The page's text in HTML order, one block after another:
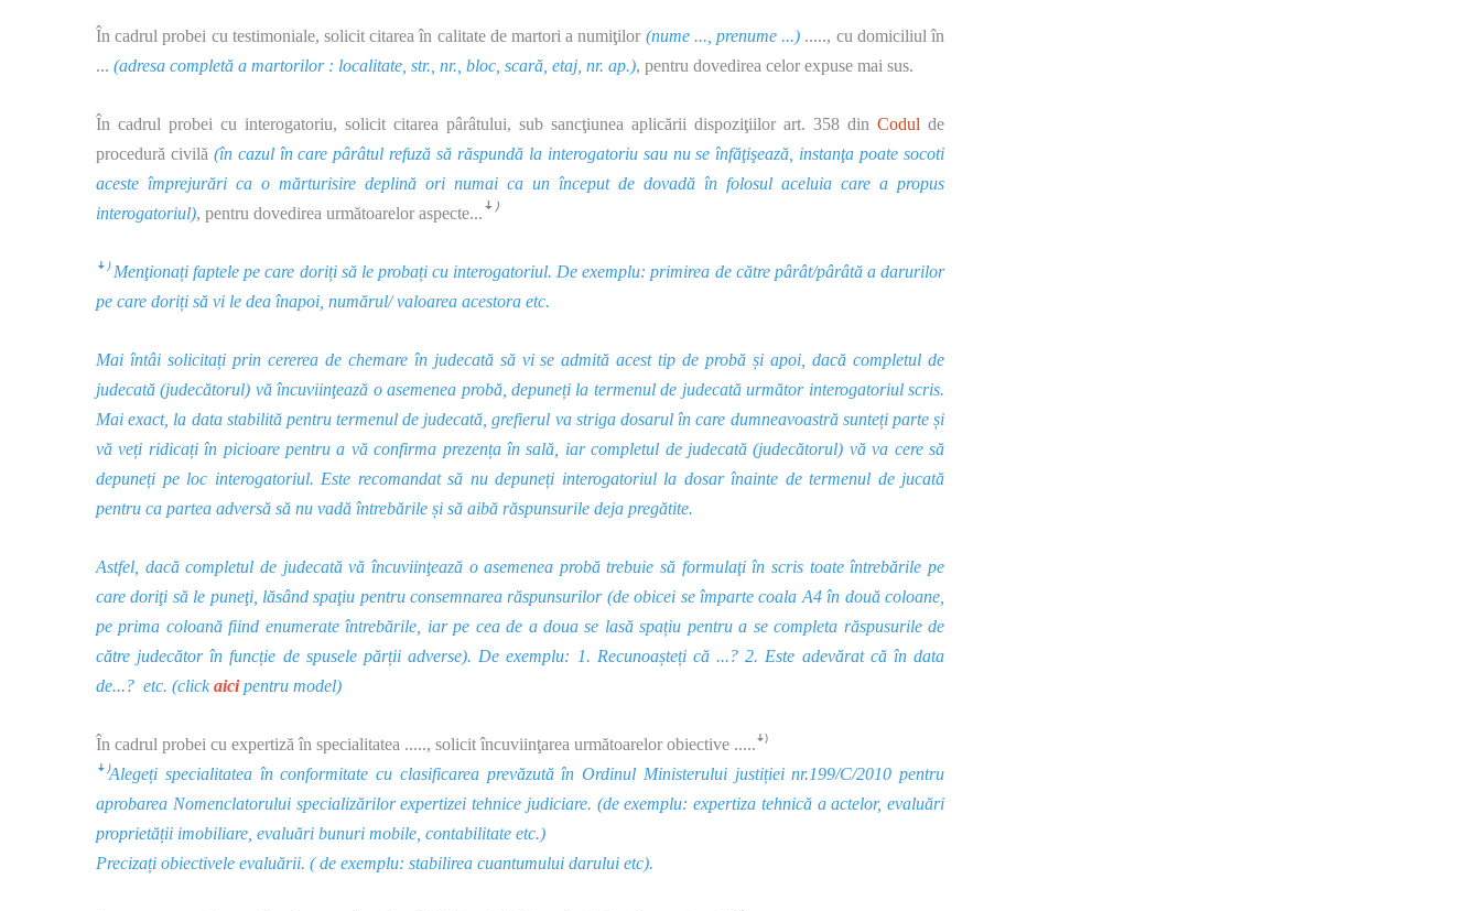
În cadrul probei cu testimoniale, solicit citarea în calitate de martori a numiţilor (nume ..., prenume ...) ....., cu domiciliul în
... (adresa completă a martorilor : localitate, str., nr., bloc, scară, etaj, nr. ap.), pentru dovedirea celor expuse mai sus.
În cadrul probei cu interogatoriu, solicit citarea pârâtului, sub sancţiunea aplicării dispoziţiilor art. 358 din Codul de
procedură civilă (în cazul în care pârâtul refuză să răspundă la interogatoriu sau nu se înfăţişează, instanţa poate socoti
aceste împrejurări ca o mărturisire deplină ori numai ca un început de dovadă în folosul aceluia care a propus
interogatoriul), pentru dovedirea următoarelor aspecte...ꜜ⁾
ꜜ⁾ Menţionați faptele pe care doriți să le probați cu interogatoriul. De exemplu: primirea de către pârât/pârâtă a darurilor
pe care doriți să vi le dea înapoi, numărul/ valoarea acestora etc.
Mai întâi solicitați prin cererea de chemare în judecată să vi se admită acest tip de probă și apoi, dacă completul de
judecată (judecătorul) vă încuviinţează o asemenea probă, depuneți la termenul de judecată următor interogatoriul scris.
Mai exact, la data stabilită pentru termenul de judecată, grefierul va striga dosarul în care dumneavoastră sunteți parte și
vă veți ridicați în picioare pentru a vă confirma prezența în sală, iar completul de judecată (judecătorul) vă va cere să
depuneți pe loc interogatoriul. Este recomandat să nu depuneți interogatoriul la dosar înainte de termenul de jucată
pentru ca partea adversă să nu vadă întrebările și să aibă răspunsurile deja pregătite.
Astfel, dacă completul de judecată vă încuviinţează o asemenea probă trebuie să formulaţi în scris toate întrebările pe
care doriţi să le puneţi, lăsând spaţiu pentru consemnarea răspunsurilor (de obicei se împarte coala A4 în două coloane,
pe prima coloană fiind enumerate întrebările, iar pe cea de a doua se lasă spațiu pentru a se completa răspusurile de
către judecător în funcție de spusele părții adverse). De exemplu: 1. Recunoașteți că ...? 2. Este adevărat că în data
de...? etc. (clickaicipentru model)
În cadrul probei cu expertiză în specialitatea ....., solicit încuviinţarea următoarelor obiective .....ꜜ⁾
ꜜ⁾Alegeți specialitatea în conformitate cu clasificarea prevăzută în Ordinul Ministerului justiției nr.199/C/2010 pentru
aprobarea Nomenclatorului specializărilor expertizei tehnice judiciare. (de exemplu: expertiza tehnică a actelor, evaluări
proprietății imobiliare, evaluări bunuri mobile, contabilitate etc.)
Precizați obiectivele evaluării. ( de exemplu: stabilirea cuantumului darului etc).